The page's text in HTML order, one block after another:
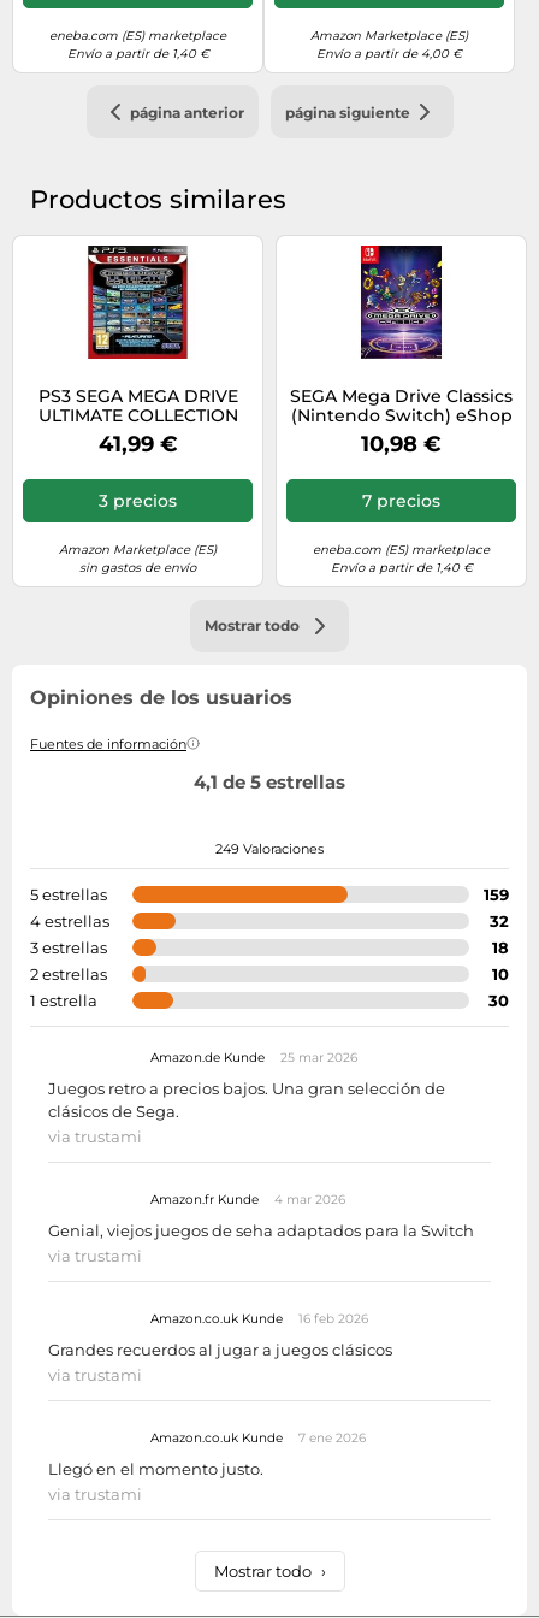
eneba.com (ES) marketplace
Envío a partir de 1,40 €
Amazon Marketplace (ES)
Envío a partir de 4,00 €
página anterior página siguiente
Productos similares
PS3 SEGA MEGA DRIVE
ULTIMATE COLLECTION
(EU)
41,99 €
3 precios
Amazon Marketplace (ES)
sin gastos de envío
SEGA Mega Drive Classics
(Nintendo Switch) eShop
Key EUROPE
10,98 €
7 precios
eneba.com (ES) marketplace
Envío a partir de 1,40 €
Mostrar todo
Opiniones de los usuarios
Fuentes de información
4,1 de 5 estrellas
249 Valoraciones
5 estrellas
159
4 estrellas
32
3 estrellas
18
2 estrellas
10
1 estrella
30
Amazon.de Kunde 25 mar 2026
Juegos retro a precios bajos. Una gran selección de
clásicos de Sega.
via trustami
Amazon.fr Kunde 4 mar 2026
Genial, viejos juegos de seha adaptados para la Switch
via trustami
Amazon.co.uk Kunde 16 feb 2026
Grandes recuerdos al jugar a juegos clásicos
via trustami
Amazon.co.uk Kunde 7 ene 2026
Llegó en el momento justo.
via trustami
Mostrar todo ›